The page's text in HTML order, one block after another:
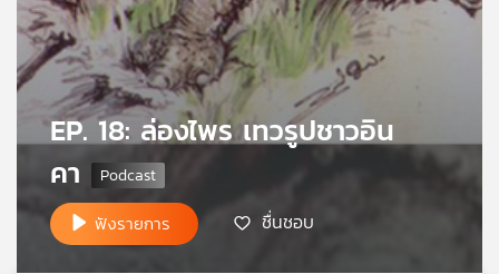
เครือ
ข่าย
วิทยุ
EP. 18: ล่องไพร เทวรูปชาวอิน
คา
ฟังรายการ ชื่นชอบ